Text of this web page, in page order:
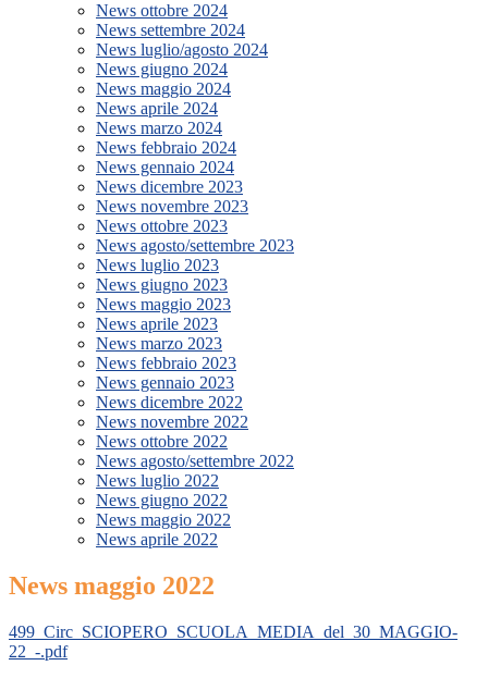
News ottobre 2024
News settembre 2024
News luglio/agosto 2024
News giugno 2024
News maggio 2024
News aprile 2024
News marzo 2024
News febbraio 2024
News gennaio 2024
News dicembre 2023
News novembre 2023
News ottobre 2023
News agosto/settembre 2023
News luglio 2023
News giugno 2023
News maggio 2023
News aprile 2023
News marzo 2023
News febbraio 2023
News gennaio 2023
News dicembre 2022
News novembre 2022
News ottobre 2022
News agosto/settembre 2022
News luglio 2022
News giugno 2022
News maggio 2022
News aprile 2022
News maggio 2022
499_Circ_SCIOPERO_SCUOLA_MEDIA_del_30_MAGGIO-
22_-.pdf